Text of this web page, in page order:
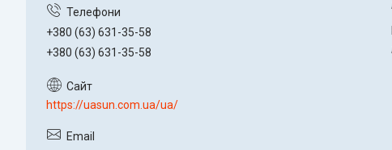
+380 (63) 631-35-58
+380 (63) 631-35-58
https://uasun.com.ua/ua/